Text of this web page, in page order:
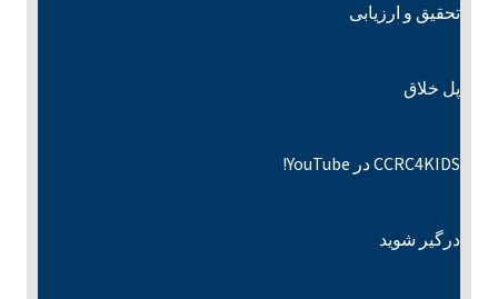
تحقیق و ارزیابی
پل خلاق
CCRC4KIDS در YouTube!
درگیر شوید